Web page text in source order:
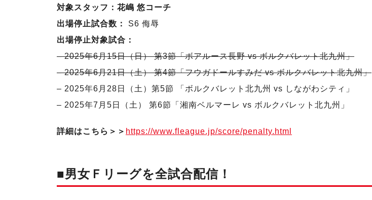
対象スタッフ：花嶋 悠コーチ
出場停止試合数： S6 侮辱
出場停止対象試合：
– 2025年6月15日（日） 第3節「ボアルース長野 vs ボルクバレット北九州」
– 2025年6月21日（土） 第4節「フウガドールすみだ vs ボルクバレット北九州」
– 2025年6月28日（土）第5節 「ボルクバレット北九州 vs しながわシティ」
– 2025年7月5日（土） 第6節「湘南ベルマーレ vs ボルクバレット北九州」
詳細はこちら＞＞ https://www.fleague.jp/score/penalty.html
■男女Ｆリーグを全試合配信！